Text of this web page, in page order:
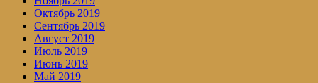
Октябрь 2019
Сентябрь 2019
Август 2019
Июль 2019
Июнь 2019
Май 2019